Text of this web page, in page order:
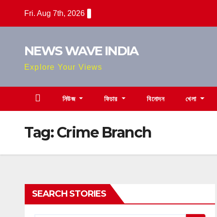
Fri. Aug 7th, 2026
NEWS WAVE INDIA
Explore Your Views
নিউজ ফিচার বিনোদন খেলা
Tag:Crime Branch
SEARCH STORIES